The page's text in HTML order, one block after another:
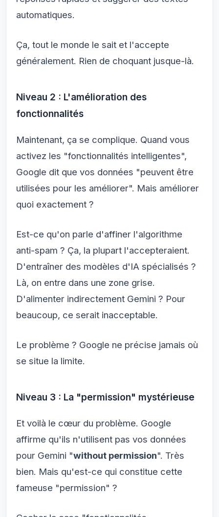
automatiques.
Ça, tout le monde le sait et l'accepte
généralement. Rien de choquant jusque-là.
Niveau 2 : L'amélioration des
fonctionnalités
Maintenant, ça se complique. Quand vous
activez les "fonctionnalités intelligentes",
Google dit que vos données "peuvent être
utilisées pour les améliorer". Mais améliorer
quoi exactement ?
Est-ce qu'on parle d'affiner l'algorithme
anti-spam ? Ça, la plupart l'accepteraient.
D'entraîner des modèles d'IA spécialisés ?
Là, on entre dans une zone grise.
D'alimenter indirectement Gemini ? Pour
beaucoup, ce serait inacceptable.
Le problème ? Google ne précise jamais où
se situe la limite.
Niveau 3 : La "permission" mystérieuse
Et voilà le cœur du problème. Google
affirme qu'ils n'utilisent pas vos données
pour Gemini "without permission". Très
bien. Mais qu'est-ce qui constitue cette
fameuse "permission" ?